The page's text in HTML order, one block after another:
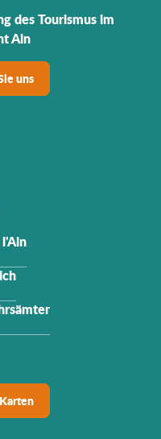
des Tourismus im
Ain
uns